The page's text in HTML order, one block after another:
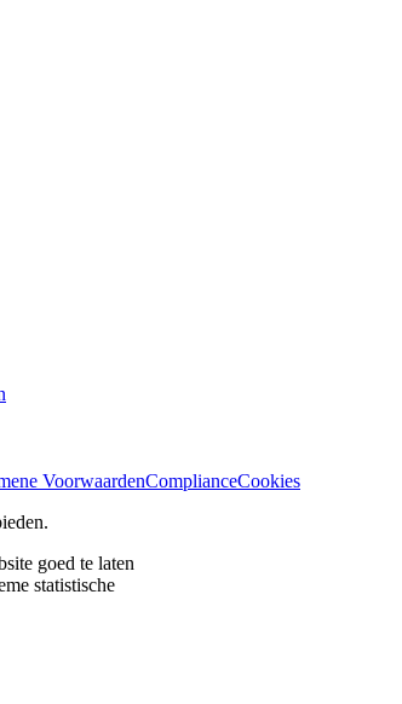
VoorwaardenComplianceCookies
goed te laten
statistische